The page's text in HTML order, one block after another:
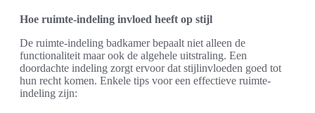
Hoe ruimte-indeling invloed heeft op stijl
De ruimte-indeling badkamer bepaalt niet alleen de
functionaliteit maar ook de algehele uitstraling. Een
doordachte indeling zorgt ervoor dat stijlinvloeden goed tot
hun recht komen. Enkele tips voor een effectieve ruimte-
indeling zijn: